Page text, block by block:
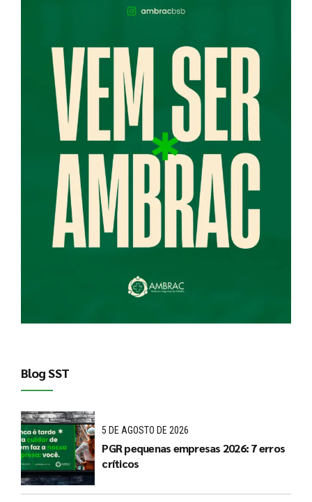
Blog SST
5 DE AGOSTO DE 2026
PGR pequenas empresas 2026: 7 erros
críticos